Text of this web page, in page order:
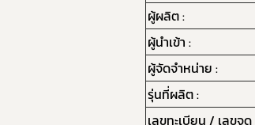
ผู้ผลิต :
ผู้นำเข้า :
ผู้จัดจำหน่าย :
รุ่นที่ผลิต :
เลขทะเบียน / เลขจด